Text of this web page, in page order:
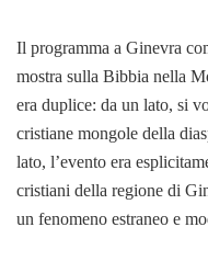
Il programma a Ginevra
mostra sulla Bibbia nella
era duplice: da un lato, si
cristiane mongole della
lato, l’evento era
cristiani della regione di
un fenomeno estraneo e